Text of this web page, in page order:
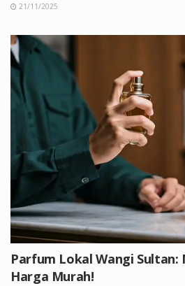
21/11/2025
Parfum Lokal Wangi Sultan:
Harga Murah!